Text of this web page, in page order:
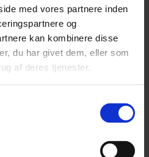
med vores partnere inden
og
kan kombinere disse
du har givet dem, eller som
af deres tjenester.
bør stille krav
eventuelle
en ansvarsforsikring for
eller en
for. Af kontrakten
at forsikringen ikke har
og at den er uden
tillæg hertil bør
har et tilstrækkeligt